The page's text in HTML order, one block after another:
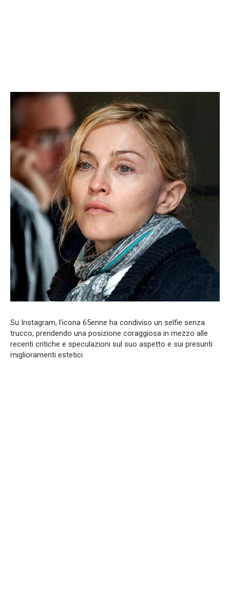
Su Instagram, l’icona 65enne ha condiviso un selfie senza
trucco, prendendo una posizione coraggiosa in mezzo alle
recenti critiche e speculazioni sul suo aspetto e sui presunti
miglioramenti estetici.